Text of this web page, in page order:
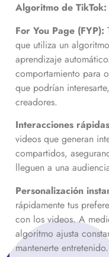
Algoritmo de
For You Page (FYP):
que utiliza un
aprendizaje
comportamiento para
que podrían
creadores.
Interacciones
videos que generan
compartidos,
lleguen a una
Personalización
rápidamente tus
con los videos. A
algoritmo ajusta
mantenerte